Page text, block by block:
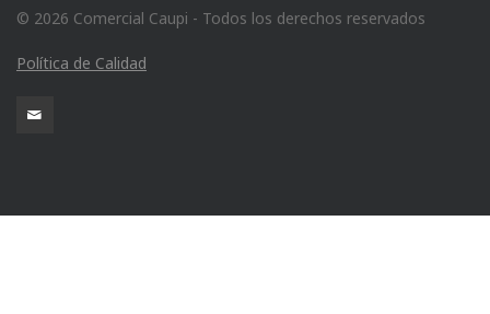
© 2026 Comercial Caupi - Todos los derechos reservados
Política de Calidad